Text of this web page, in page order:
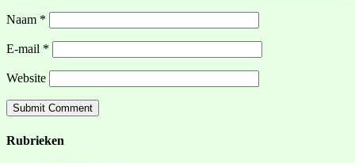
Naam *
E-mail *
Website
Rubrieken